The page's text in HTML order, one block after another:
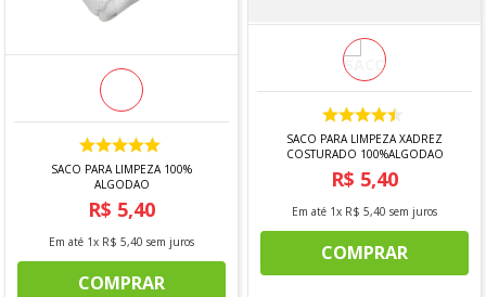
ESPECIFICAÇÕES DO PRODUTO:
• 01 Faca Chef 7"
• 01 Faca Santoku 5"
• 01 Faca para Churrasco e Frutas 5"
• 01 Faca para Desossar 5"
• 01 Faca para Legumes e Frutas 3"
• 01 Faca para Pão 7"
• 01 Faca para Tomate 5"
• 01 Faca para Tornear 3"
*imagem meramente ilustrativa
SACO PARA LIMPEZA 100%
ALGODAO
R$ 5,40
Em até 1x R$ 5,40 sem juros
COMPRAR
SACO PARA LIMPEZA XADREZ
COSTURADO 100%ALGODAO
R$ 5,40
Em até 1x R$ 5,40 sem juros
COMPRAR